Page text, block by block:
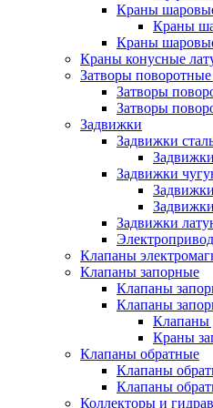
Краны
Краны
Краны
Краны конусные
Затворы
Затворы
Затворы
Задвижки
Задвижки
Задвижки
Задвижки
Клапаны
Клапаны запорные
Клапаны
Клапаны
Клапаны
Краны
Клапаны обратные
Клапаны
Клапаны
Коллекторы и